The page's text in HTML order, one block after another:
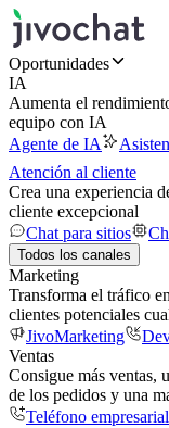
Oportunidades
IA
Aumenta el
equipo con IA
Agente de IA
Atención al cliente
Crea una experiencia
cliente excepcional
Chat para sitios
Todos los canales
Marketing
Transforma el tráfico en
clientes potenciales
JivoMarketing
Ventas
Consigue más ventas,
de los pedidos y una
Teléfono